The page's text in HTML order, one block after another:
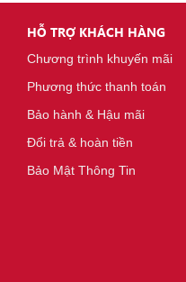
HỖ TRỢ KHÁCH HÀNG
Chương trình khuyến mãi
Phương thức thanh toán
Bảo hành & Hậu mãi
Đổi trả & hoàn tiền
Bảo Mật Thông Tin